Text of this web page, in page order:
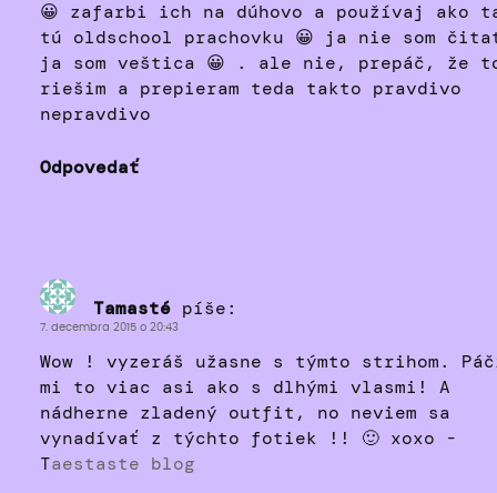
😀 zafarbi ich na dúhovo a používaj ako
tú oldschool prachovku 😀 ja nie som
ja som veštica 😀 . ale nie, prepáč, že
riešim a prepieram teda takto pravdivo
nepravdivo
Odpovedať
Tamasté píše:
7. decembra 2015 o 20:43
Wow ! vyzeráš užasne s týmto strihom.
mi to viac asi ako s dlhými vlasmi! A
nádherne zladený outfit, no neviem sa
vynadívať z týchto fotiek !! 🙂 xoxo -
Taestaste blog